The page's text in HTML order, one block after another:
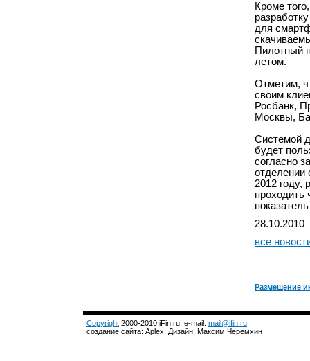
Кроме
для
Пилотный
летом.
Отметим,
своим
Росбанк,
Москвы,
Системой
будет
согласно
отделении
2012 году,
проходить
28.10.2010
все
Размещение
Copyright 2000-2010 iFin.ru, e-mail: mail@ifin.ru
создание сайта: Aplex, Дизайн: Максим Черемхин